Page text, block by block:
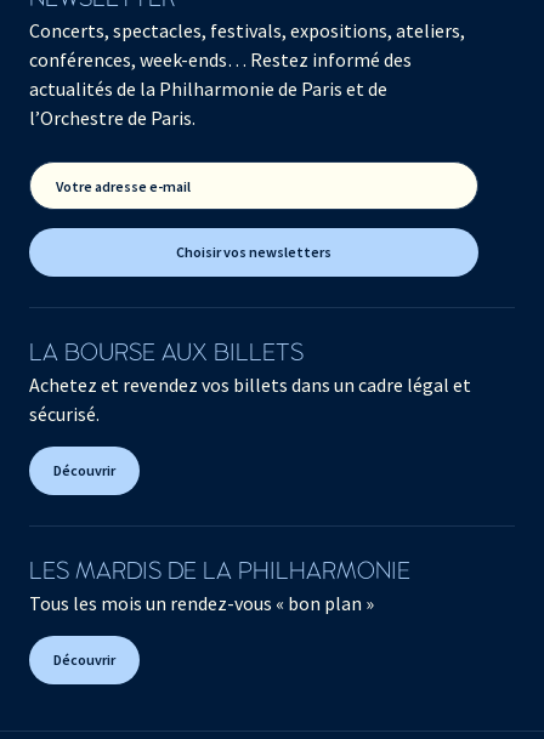
Concerts, spectacles, festivals, expositions, ateliers,
conférences, week-ends… Restez informé des
actualités de la Philharmonie de Paris et de
l’Orchestre de Paris.
Votre adresse e-mail
Choisir vos newsletters
LA BOURSE AUX BILLETS
Achetez et revendez vos billets dans un cadre légal et
sécurisé.
Découvrir
LES MARDIS DE LA PHILHARMONIE
Tous les mois un rendez-vous « bon plan »
Découvrir